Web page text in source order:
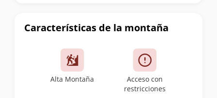
Características de la montaña
Alta Montaña
Acceso con
restricciones